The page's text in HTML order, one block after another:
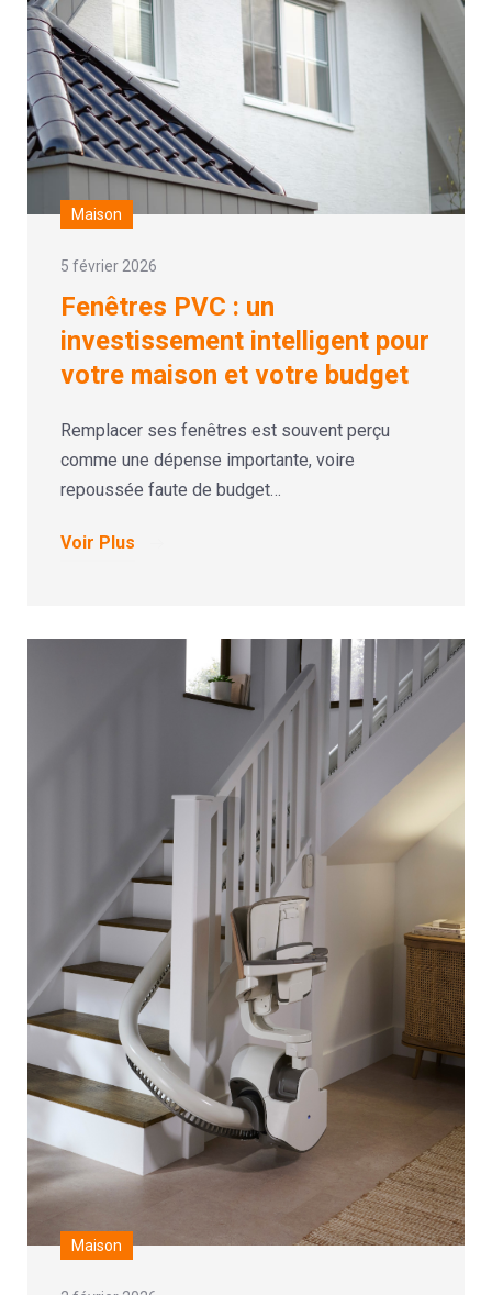
Maison
5 février 2026
Fenêtres PVC : un
investissement intelligent pour
votre maison et votre budget
Remplacer ses fenêtres est souvent perçu
comme une dépense importante, voire
repoussée faute de budget…
Voir Plus
Maison